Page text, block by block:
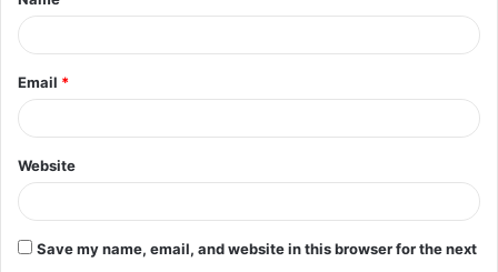
Email *
Website
Save my name, email, and website in this browser for the next